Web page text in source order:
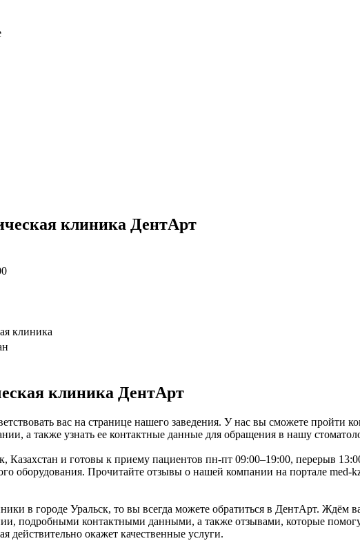
клиника ДентАрт
клиника
клиника ДентАрт
вас на странице нашего заведения. У нас вы сможете пройти
а также узнать ее контактные данные для обращения в нашу
Казахстан и готовы к приему пациентов пн-пт 09:00–19:00, перерыв
оборудования. Прочитайте отзывы о нашей компании на портале med-
в городе Уральск, то вы всегда можете обратиться в ДентАрт. Ждём
подробными контактными данными, а также отзывами, которые
действительно окажет качественные услуги.